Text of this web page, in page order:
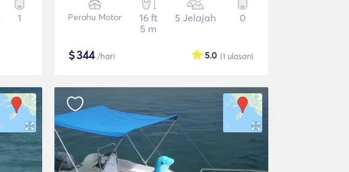
1 Perahu Motor
16 ft
5 m
5 Jelajah 0
$344/hari (1 ulasan)
5.0